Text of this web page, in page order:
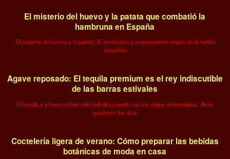
El misterio del huevo y la patata que combatió la
hambruna en España
El misterio del huevo y la patata: El verdadero y sorprendente origen de la tortilla
española
Agave reposado: El tequila premium es el rey indiscutible
de las barras estivales
El tequila y el mezcal han roto definitivamente con los viejos estereotipos. Atrás
quedaron los días
Coctelería ligera de verano: Cómo preparar las bebidas
botánicas de moda en casa